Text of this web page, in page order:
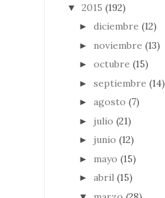
▼ 2015 (192)
► diciembre (12)
► noviembre (13)
► octubre (15)
► septiembre (14)
► agosto (7)
► julio (21)
► junio (12)
► mayo (15)
► abril (15)